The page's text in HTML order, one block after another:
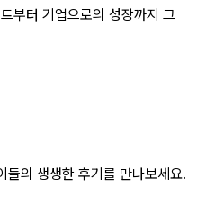
부터 기업으로의 성장까지 그
들의 생생한 후기를 만나보세요.